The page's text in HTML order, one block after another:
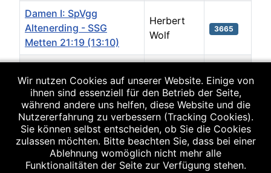
Damen I: SpVgg
Altenerding - SSG
Metten 21:19 (13:10)
Herbert
Wolf
3665
SSG Metten 32:23
(17:11)
Elena
Joachim
3787
Damen I: MTV
Pfaffenhofen - SSG
Metten 24:25 (10:14)
Herbert
Wolf
3769
Wir nutzen Cookies auf unserer Website. Einige von
ihnen sind essenziell für den Betrieb der Seite,
während andere uns helfen, diese Website und die
Nutzererfahrung zu verbessern (Tracking Cookies).
Sie können selbst entscheiden, ob Sie die Cookies
zulassen möchten. Bitte beachten Sie, dass bei einer
Ablehnung womöglich nicht mehr alle
Funktionalitäten der Seite zur Verfügung stehen.